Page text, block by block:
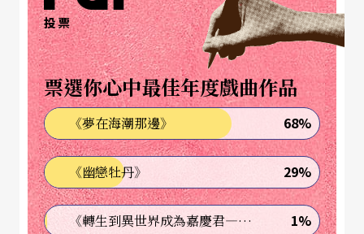
「最初我們 是用環境劇場去想，作品必須貼近公寓
既有技術條件、納入環境及規劃動線。」黃思農認
為在公寓做戲更像電影，觀眾近，細節縮放選取更
細膩，演員真假虛實一眼 看穿；創作者也要思考怎
麼做才適合這裡，「每一屆聯展起碼有一篇劇評提
到第四面牆，也總有創作者會處理自然主義的東
西，這是空間的特性。我們不強調也不強 迫互動，
觀看、注視、偷窺、凝望就是一種參與。互動中，
投票
票選你心中最佳年度戲曲作品
《夢在海潮那邊》 68%
《幽戀牡丹》 29%
《轉生到異世界成為嘉慶君—發現我的祖先是詐騙集團!?》 1%